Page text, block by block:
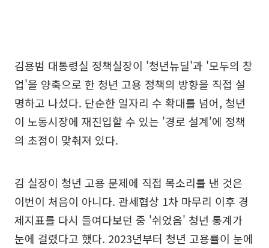
김용범 대통령실 정책실장이 '청년뉴딜'과 '모두의 창
업'을 양축으로 한 청년 고용 정책의 방향을 직접 설
명하고 나섰다. 단순한 일자리 수 확대를 넘어, 청년
이 노동시장에 재진입할 수 있는 '경로 설계'에 정책
의 초점이 맞춰져 있다.
김 실장이 청년 고용 문제에 직접 목소리를 낸 것은
이번이 처음이 아니다. 관세협상 1차 마무리 이후 경
제지표를 다시 들여다보던 중 '쉬었음' 청년 통계가
눈에 걸렸다고 했다. 2023년부터 청년 고용률이 눈에